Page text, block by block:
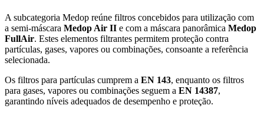
A subcategoria Medop reúne filtros concebidos para utilização com
a semi‑máscara Medop Air II e com a máscara panorâmica Medop
FullAir. Estes elementos filtrantes permitem proteção contra
partículas, gases, vapores ou combinações, consoante a referência
selecionada.
Os filtros para partículas cumprem a EN 143, enquanto os filtros
para gases, vapores ou combinações seguem a EN 14387,
garantindo níveis adequados de desempenho e proteção.